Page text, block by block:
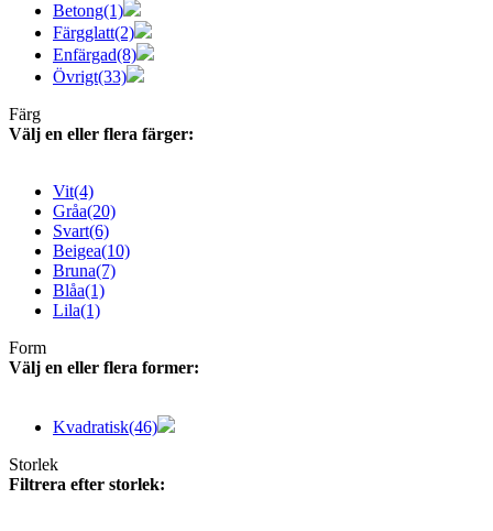
Betong(1)
Färgglatt(2)
Enfärgad(8)
Övrigt(33)
Färg
Välj en eller flera färger:
Vit(4)
Gråa(20)
Svart(6)
Beigea(10)
Bruna(7)
Blåa(1)
Lila(1)
Form
Välj en eller flera former:
Kvadratisk(46)
Storlek
Filtrera efter storlek: